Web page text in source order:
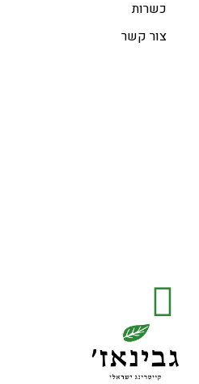
כשרות
צור קשר